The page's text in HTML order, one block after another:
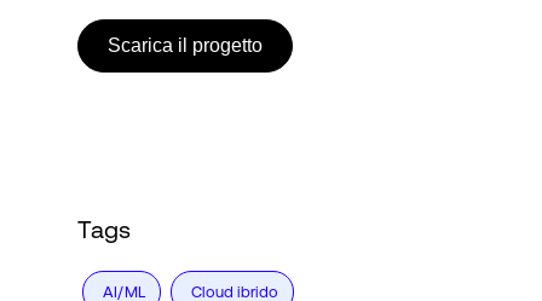
Scarica il progetto
Tags
AI/ML Cloud ibrido